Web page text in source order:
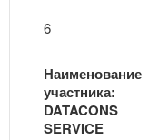
6
Наименование
участника:
DATACONS
SERVICE